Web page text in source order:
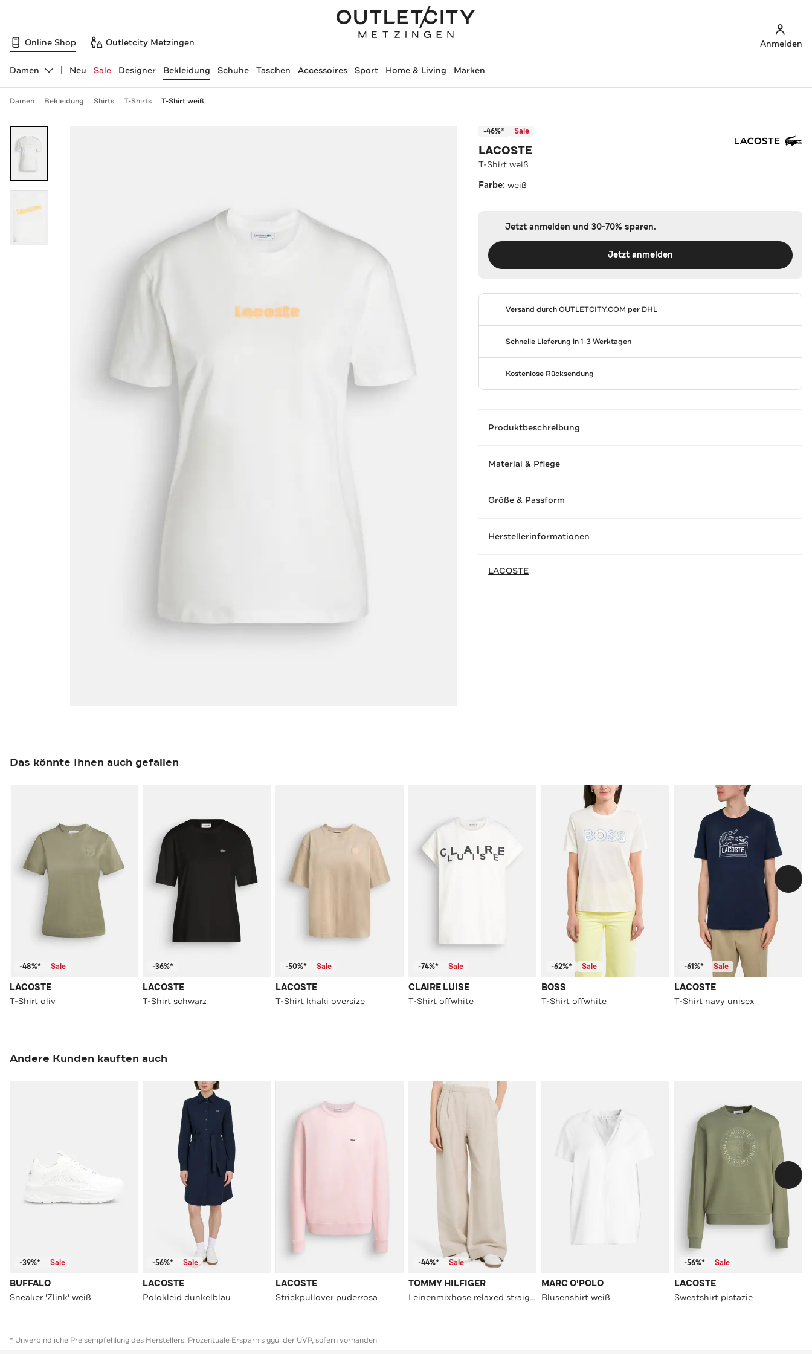
Online Shop Outletcity Metzingen Anmelden
Abteilung ändern, ausgewählt:
Damen Neu Sale Designer Bekleidung Schuhe Taschen Accessoires Sport Home & Living Marken
Damen Bekleidung Shirts T-Shirts T-Shirt weiß
-46%* Sale
LACOSTE
T-Shirt weiß
Farbe:weiß
Jetzt anmelden und 30-70% sparen.
Jetzt anmelden
Versand durchOUTLETCITY.COM per DHL
Schnelle Lieferung in 1-3 Werktagen
Kostenlose Rücksendung
Produktbeschreibung
Material & Pflege
Größe & Passform
Herstellerinformationen
LACOSTE
Das könnte Ihnen auch gefallen
-48%* Sale
LACOSTE
T-Shirt oliv
-36%*
LACOSTE
T-Shirt schwarz
-50%* Sale
LACOSTE
T-Shirt khaki oversize
-74%* Sale
CLAIRE LUISE
T-Shirt offwhite
-62%* Sale
BOSS
T-Shirt offwhite
-61%* Sale
LACOSTE
T-Shirt navy unisex
Andere Kunden kauften auch
-39%* Sale
BUFFALO
Sneaker 'Zlink' weiß
-56%* Sale
LACOSTE
Polokleid dunkelblau
LACOSTE
Strickpullover puderrosa
-44%* Sale
TOMMY HILFIGER
Leinenmixhose relaxed straight
MARC O'POLO
Blusenshirt weiß
-56%* Sale
LACOSTE
Sweatshirt pistazie
* Unverbindliche Preisempfehlung des Herstellers. Prozentuale Ersparnis ggü. der UVP, sofern vorhanden